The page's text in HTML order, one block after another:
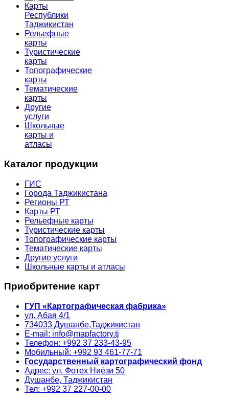
Карты
Республики
Таджикистан
Рельефные
карты
Туристические
карты
Топографические
карты
Тематические
карты
Другие
услуги
Школьные
карты и
атласы
Каталог продукции
ГИС
Города Таджикистана
Регионы РТ
Карты РТ
Рельефные карты
Туристические карты
Топографические карты
Тематические карты
Другие услуги
Школьные карты и атласы
Приобритение карт
ГУП «Картографическая фабрика»
ул. Абая 4/1
734033 Душанбе,Таджикистан
E-mail: info@mapfactory.tj
Телефон: +992 37 233-43-95
Мобильный: +992 93 461-77-71
Государственный картографический фонд
Адрес: ул. Фотех Ниёзи 50
Душанбе, Таджикистан
Тел: +992 37 227-00-00